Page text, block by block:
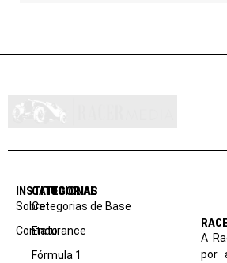
INSTITUCIONAL
Sobre
Contato
CATEGORIAS
Categorias de Base
Endurance
Fórmula 1
A
por